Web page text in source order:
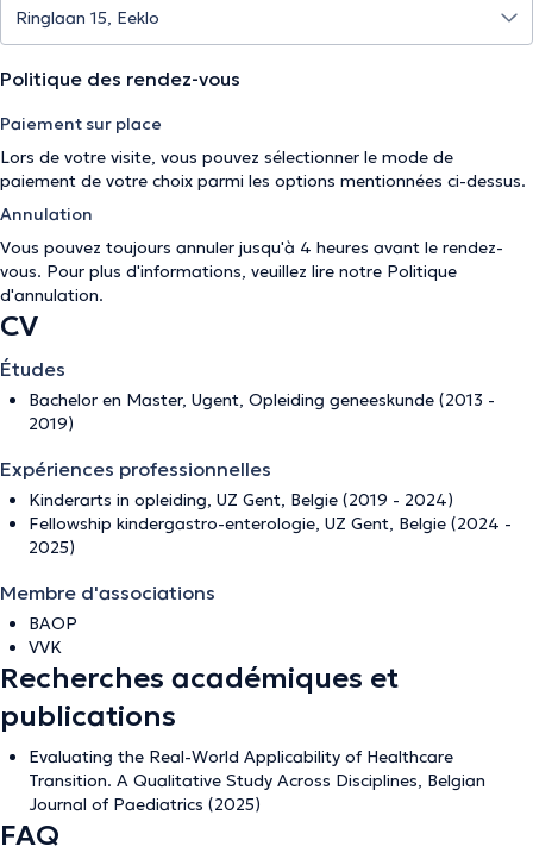
Politique des rendez-vous
Paiement sur place
Lors de votre visite, vous pouvez sélectionner le mode de
paiement de votre choix parmi les options mentionnées ci-dessus.
Annulation
Vous pouvez toujours annuler jusqu'à 4 heures avant le rendez-
vous. Pour plus d'informations, veuillez lire notre Politique
d'annulation.
CV
Études
Bachelor en Master, Ugent, Opleiding geneeskunde (2013 -
2019)
Expériences professionnelles
Kinderarts in opleiding, UZ Gent, Belgie (2019 - 2024)
Fellowship kindergastro-enterologie, UZ Gent, Belgie (2024 -
2025)
Membre d'associations
BAOP
VVK
Recherches académiques et
publications
Evaluating the Real-World Applicability of Healthcare
Transition. A Qualitative Study Across Disciplines, Belgian
Journal of Paediatrics (2025)
FAQ